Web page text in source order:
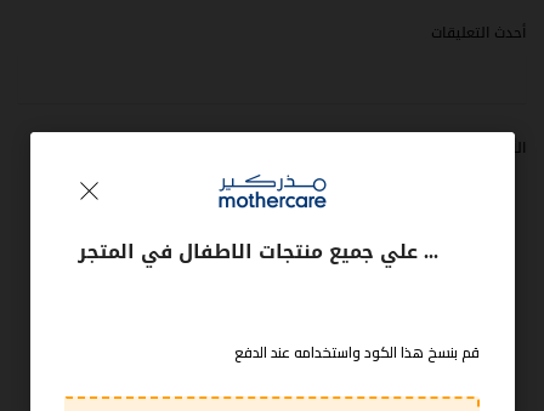
أحدث التعليقات
الأرشيف
ديسمبر 2021
أكتوبر 2021
سبتمبر 2021
كوبون خصم مذركير 15% علي جميع منتجات الاطفال في المتجر
قم بنسخ هذا الكود واستخدامه عند الدفع